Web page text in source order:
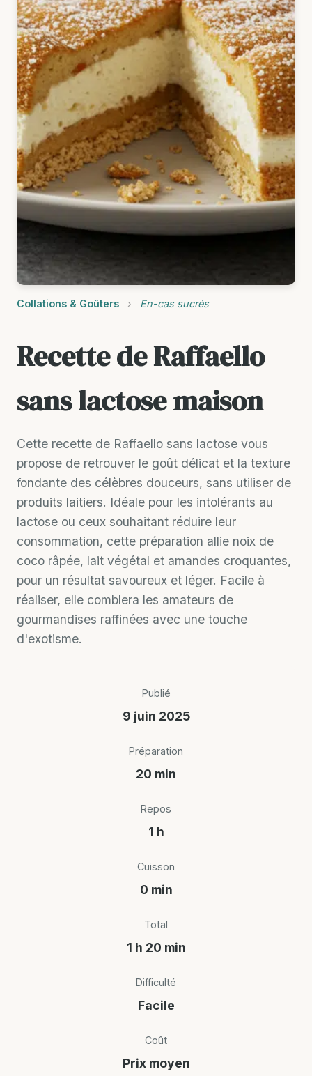
Collations & Goûters › En-cas sucrés
Recette de Raffaello
sans lactose maison
Cette recette de Raffaello sans lactose vous
propose de retrouver le goût délicat et la texture
fondante des célèbres douceurs, sans utiliser de
produits laitiers. Idéale pour les intolérants au
lactose ou ceux souhaitant réduire leur
consommation, cette préparation allie noix de
coco râpée, lait végétal et amandes croquantes,
pour un résultat savoureux et léger. Facile à
réaliser, elle comblera les amateurs de
gourmandises raffinées avec une touche
d'exotisme.
Publié
9 juin 2025
Préparation
20 min
Repos
1 h
Cuisson
0 min
Total
1 h 20 min
Difficulté
Facile
Coût
Prix moyen